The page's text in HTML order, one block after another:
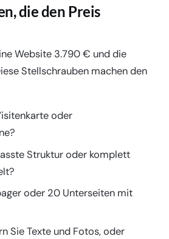
die den Preis
Website 3.790 € und die
Stellschrauben machen den
oder
Struktur oder komplett
oder 20 Unterseiten mit
Sie Texte und Fotos, oder